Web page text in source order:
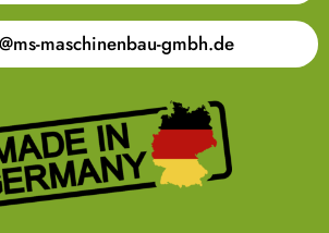
maschinenbau-gmbh.de